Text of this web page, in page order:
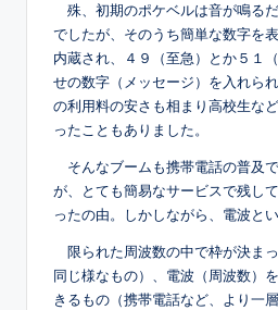
殊、初期のポケベルは音が鳴る
でしたが、そのうち簡単な数字を
内蔵され、４９（至急）とか５１
せの数字（メッセージ）を入れら
の利用料の安さも相まり高校生な
ったこともありました。
そんなブームも携帯電話の普及
が、とても簡易なサービスで残し
ったの由。しかしながら、電波とい
限られた周波数の中で枠が決ま
同じ様なもの）、電波（周波数）
きるもの（携帯電話など、より一